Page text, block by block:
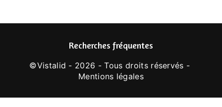
Recherches fréquentes
©Vistalid - 2026 - Tous droits réservés -
Mentions légales